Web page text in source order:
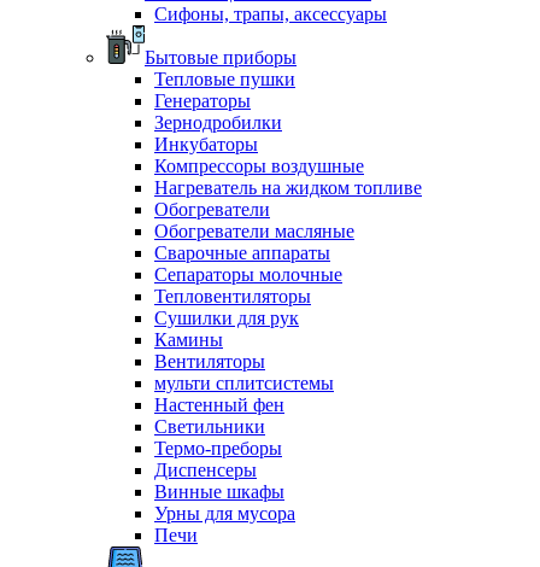
Сифоны, трапы, аксессуары
Бытовые приборы
Тепловые пушки
Генераторы
Зернодробилки
Инкубаторы
Компрессоры воздушные
Нагреватель на жидком топливе
Обогреватели
Обогреватели масляные
Сварочные аппараты
Сепараторы молочные
Тепловентиляторы
Сушилки для рук
Камины
Вентиляторы
мульти сплитсистемы
Настенный фен
Светильники
Термо-преборы
Диспенсеры
Винные шкафы
Урны для мусора
Печи